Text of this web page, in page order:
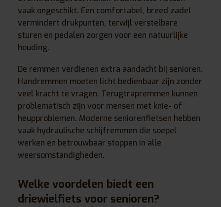
vaak ongeschikt. Een comfortabel, breed zadel
vermindert drukpunten, terwijl verstelbare
sturen en pedalen zorgen voor een natuurlijke
houding.
De remmen verdienen extra aandacht bij senioren.
Handremmen moeten licht bedienbaar zijn zonder
veel kracht te vragen. Terugtrapremmen kunnen
problematisch zijn voor mensen met knie- of
heupproblemen. Moderne seniorenfietsen hebben
vaak hydraulische schijfremmen die soepel
werken en betrouwbaar stoppen in alle
weersomstandigheden.
Welke voordelen biedt een
driewielfiets voor senioren?